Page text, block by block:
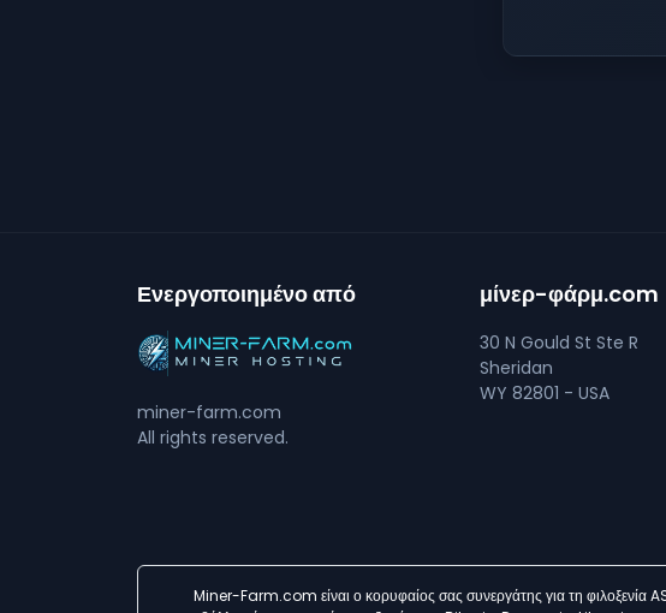
Ενεργοποιημένο από
miner-farm.com
All rights reserved.
μίνερ-φάρμ.com
30 N Gould St Ste R
Sheridan
WY 82801 - USA
Miner-Farm.com είναι ο κορυφαίος σας συνεργάτης για τη φιλοξενία